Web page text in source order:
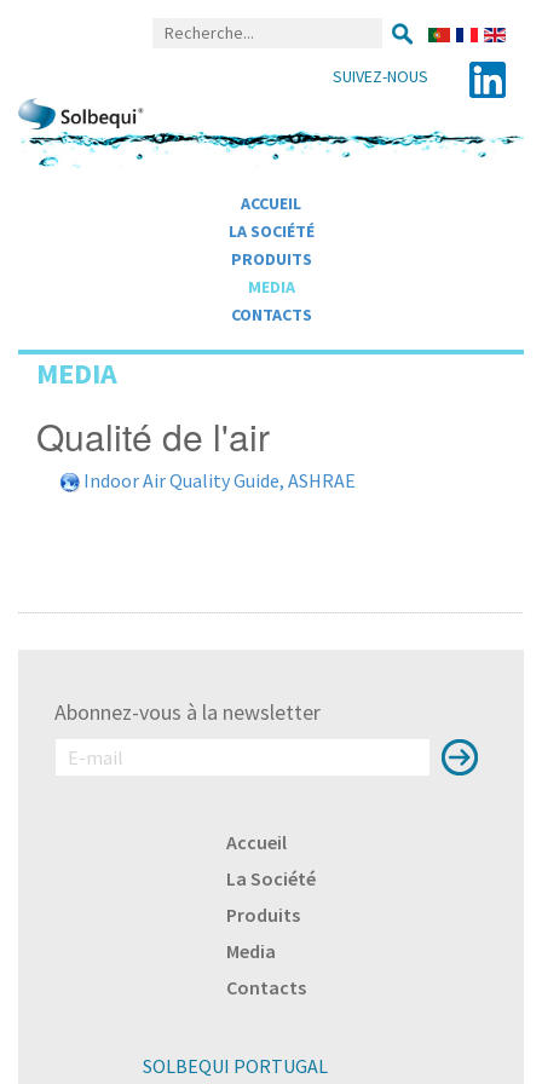
SUIVEZ-NOUS
ACCUEIL
LA SOCIÉTÉ
PRODUITS
MEDIA
CONTACTS
MEDIA
Qualité de l'air
Indoor Air Quality Guide, ASHRAE
Abonnez-vous à la newsletter
Accueil
La Société
Produits
Media
Contacts
SOLBEQUI PORTUGAL